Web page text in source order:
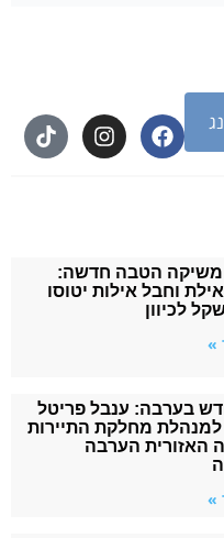
משיקה הטבה חדשה:
וחבל אילות יטוסו
»
בערבה: ענבל פריטל
מחלקת התיירות
האזורית הערבה
»